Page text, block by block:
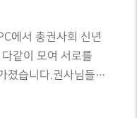
에서 총권사회 신년
같이 모여 서로를
졌습니다.권사님들의